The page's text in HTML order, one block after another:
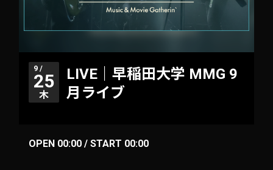
9 /
25
木
LIVE｜早稲田大学 MMG 9
月ライブ
OPEN 00:00 / START 00:00